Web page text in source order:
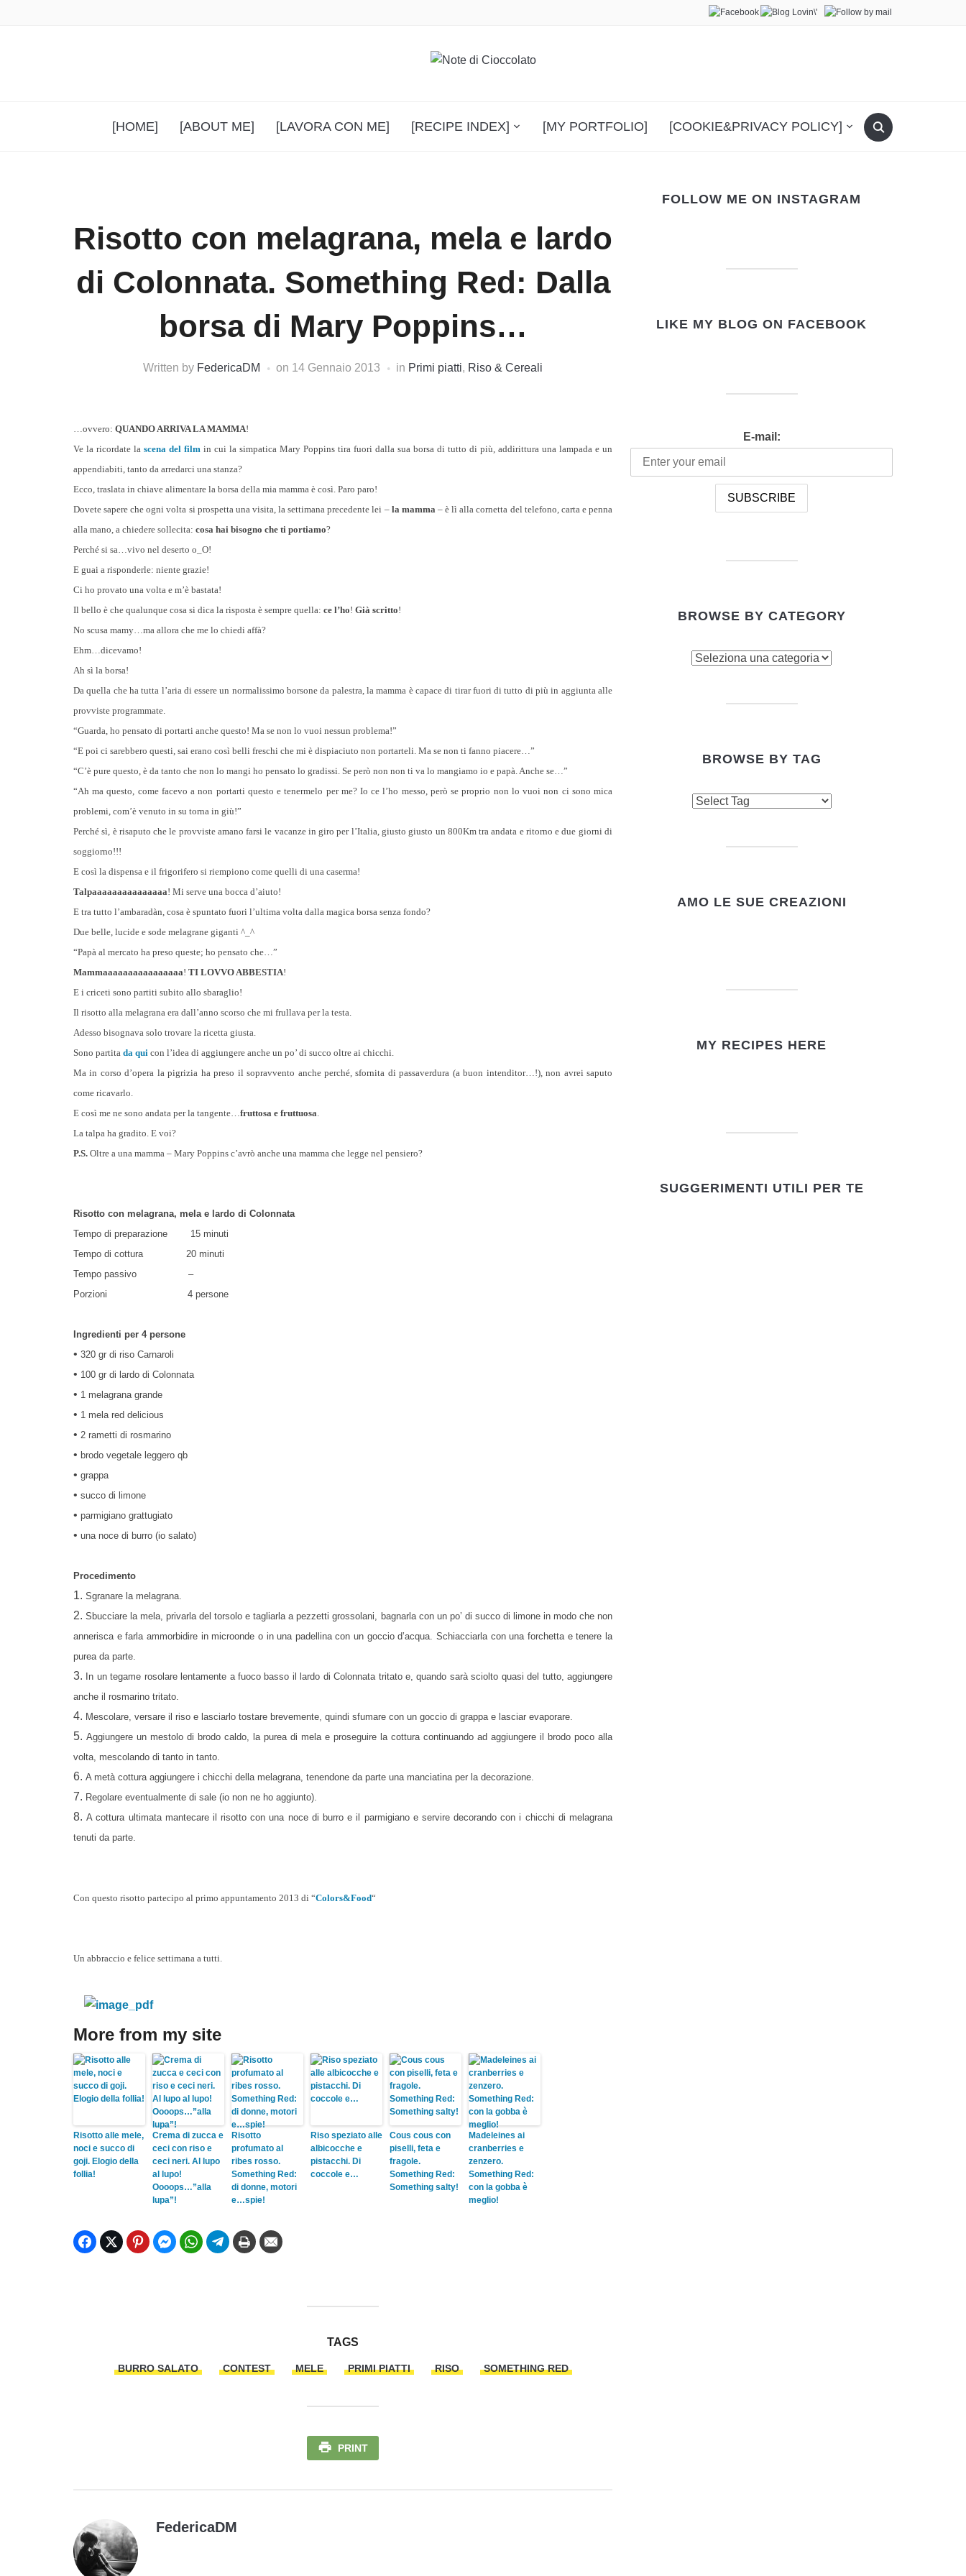
[HOME] [ABOUT ME] [LAVORA CON ME] [RECIPE INDEX] [MY PORTFOLIO] [COOKIE&PRIVACY POLICY]
Risotto con melagrana, mela e lardo
di Colonnata. Something Red: Dalla
borsa di Mary Poppins…
Written by FedericaDM on 14 Gennaio 2013 in Primi piatti, Riso & Cereali
…ovvero: QUANDO ARRIVA LA MAMMA!
Ve la ricordate la scena del film in cui la simpatica Mary Poppins tira fuori dalla sua borsa di tutto di più, addirittura una lampada e un
appendiabiti, tanto da arredarci una stanza?
Ecco, traslata in chiave alimentare la borsa della mia mamma è così. Paro paro!
Dovete sapere che ogni volta si prospetta una visita, la settimana precedente lei – la mamma– è lì alla cornetta del telefono, carta e penna
alla mano, a chiedere sollecita: cosa hai bisogno che ti portiamo?
Perché si sa…vivo nel deserto o_O!
E guai a risponderle: niente grazie!
Ci ho provato una volta e m’è bastata!
Il bello è che qualunque cosa si dica la risposta è sempre quella: ce l’ho! Già scritto!
No scusa mamy…ma allora che me lo chiedi affà?
Ehm…dicevamo!
Ah sì la borsa!
Da quella che ha tutta l’aria di essere un normalissimo borsone da palestra, la mamma è capace di tirar fuori di tutto di più in aggiunta alle
provviste programmate.
“Guarda, ho pensato di portarti anche questo! Ma se non lo vuoi nessun problema!”
“E poi ci sarebbero questi, sai erano così belli freschi che mi è dispiaciuto non portarteli. Ma se non ti fanno piacere…”
“C’è pure questo, è da tanto che non lo mangi ho pensato lo gradissi. Se però non non ti va lo mangiamo io e papà. Anche se…”
“Ah ma questo, come facevo a non portarti questo e tenermelo per me? Io ce l’ho messo, però se proprio non lo vuoi non ci sono mica
problemi, com’è venuto in su torna in giù!”
Perché sì, è risaputo che le provviste amano farsi le vacanze in giro per l’Italia, giusto giusto un 800Km tra andata e ritorno e due giorni di
soggiorno!!!
E così la dispensa e il frigorifero si riempiono come quelli di una caserma!
Talpaaaaaaaaaaaaaaa! Mi serve una bocca d’aiuto!
E tra tutto l’ambaradàn, cosa è spuntato fuori l’ultima volta dalla magica borsa senza fondo?
Due belle, lucide e sode melagrane giganti ^_^
“Papà al mercato ha preso queste; ho pensato che…”
Mammaaaaaaaaaaaaaaaa! TI LOVVO ABBESTIA!
E i criceti sono partiti subito allo sbaraglio!
Il risotto alla melagrana era dall’anno scorso che mi frullava per la testa.
Adesso bisognava solo trovare la ricetta giusta.
Sono partita da qui con l’idea di aggiungere anche un po’ di succo oltre ai chicchi.
Ma in corso d’opera la pigrizia ha preso il sopravvento anche perché, sfornita di passaverdura (a buon intenditor…!), non avrei saputo
come ricavarlo.
E così me ne sono andata per la tangente…fruttosa e fruttuosa.
La talpa ha gradito. E voi?
P.S. Oltre a una mamma – Mary Poppins c’avrò anche una mamma che legge nel pensiero?
Risotto con melagrana, mela e lardo di Colonnata
Tempo di preparazione 15 minuti
Tempo di cottura 20 minuti
Tempo passivo –
Porzioni 4 persone
Ingredienti per 4 persone
• 320 gr di riso Carnaroli
• 100 gr di lardo di Colonnata
• 1 melagrana grande
• 1 mela red delicious
• 2 rametti di rosmarino
• brodo vegetale leggero qb
• grappa
• succo di limone
• parmigiano grattugiato
• una noce di burro (io salato)
Procedimento
1. Sgranare la melagrana.
2.Sbucciare la mela, privarla del torsolo e tagliarla a pezzetti grossolani, bagnarla con un po’ di succo di limone in modo che non
annerisca e farla ammorbidire in microonde o in una padellina con un goccio d’acqua. Schiacciarla con una forchetta e tenere la
purea da parte.
3.
In un tegame rosolare lentamente a fuoco basso il lardo di Colonnata tritato e, quando sarà sciolto quasi del tutto, aggiungere
anche il rosmarino tritato.
4. Mescolare, versare il riso e lasciarlo tostare brevemente, quindi sfumare con un goccio di grappa e lasciar evaporare.
5. Aggiungere un mestolo di brodo caldo, la purea di mela e proseguire la cottura continuando ad aggiungere il brodo poco alla
volta, mescolando di tanto in tanto.
6. A metà cottura aggiungere i chicchi della melagrana, tenendone da parte una manciatina per la decorazione.
7. Regolare eventualmente di sale (io non ne ho aggiunto).
8.A cottura ultimata mantecare il risotto con una noce di burro e il parmigiano e servire decorando con i chicchi di melagrana
tenuti da parte.
Con questo risotto partecipo al primo appuntamento 2013 di “Colors&Food“
Un abbraccio e felice settimana a tutti.
More from my site
Risotto alle mele,
noci e succo di
goji. Elogio della
follia!
Crema di zucca e
ceci con riso e
ceci neri. Al lupo
al lupo!
Oooops…”alla
lupa”!
Risotto
profumato al
ribes rosso.
Something Red:
di donne, motori
e…spie!
Riso speziato alle
albicocche e
pistacchi. Di
coccole e…
Cous cous con
piselli, feta e
fragole.
Something Red:
Something salty!
Madeleines ai
cranberries e
zenzero.
Something Red:
con la gobba è
meglio!
TAGS
BURRO SALATO CONTEST MELE PRIMI PIATTI RISO SOMETHING RED
PRINT
FedericaDM
FOLLOW ME ON INSTAGRAM
LIKE MY BLOG ON FACEBOOK
E-mail:
BROWSE BY CATEGORY
BROWSE BY TAG
AMO LE SUE CREAZIONI
MY RECIPES HERE
SUGGERIMENTI UTILI PER TE